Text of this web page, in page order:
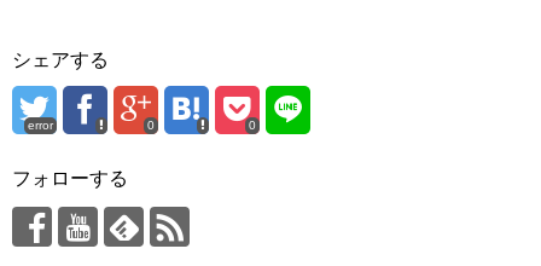
シェアする
error 0 0
フォローする